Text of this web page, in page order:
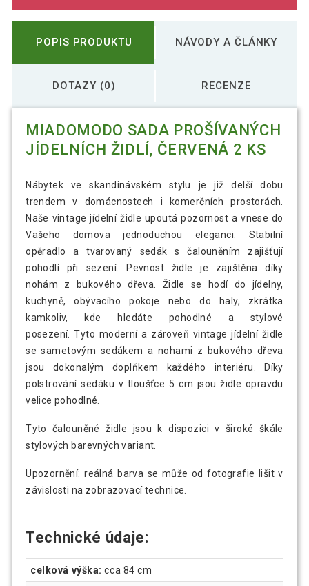
POPIS PRODUKTU NÁVODY A ČLÁNKY
DOTAZY (0) RECENZE
MIADOMODO SADA PROŠÍVANÝCH
JÍDELNÍCH ŽIDLÍ, ČERVENÁ 2 KS
Nábytek ve skandinávském stylu je již delší dobu
trendem v domácnostech i komerčních prostorách.
Naše vintage jídelní židle upoutá pozornost a vnese do
Vašeho domova jednoduchou eleganci. Stabilní
opěradlo a tvarovaný sedák s čalouněním zajišťují
pohodlí při sezení. Pevnost židle je zajištěna díky
nohám z bukového dřeva. Židle se hodí do jídelny,
kuchyně, obývacího pokoje nebo do haly, zkrátka
kamkoliv, kde hledáte pohodlné a stylové
posezení. Tyto moderní a zároveň vintage jídelní židle
se sametovým sedákem a nohami z bukového dřeva
jsou dokonalým doplňkem každého interiéru. Díky
polstrování sedáku v tloušťce 5 cm jsou židle opravdu
velice pohodlné.
Tyto čalouněné židle jsou k dispozici v široké škále
stylových barevných variant.
Upozornění: reálná barva se může od fotografie lišit v
závislosti na zobrazovací technice.
Technické údaje:
celková výška: cca 84 cm